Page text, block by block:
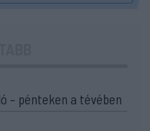
– pénteken a tévében